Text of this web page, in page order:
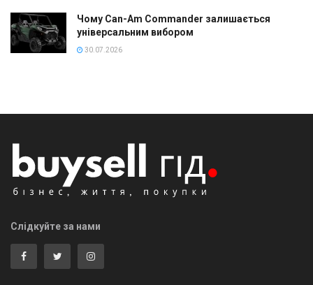
Чому Can-Am Commander залишається
універсальним вибором
30.07.2026
Слідкуйте за нами